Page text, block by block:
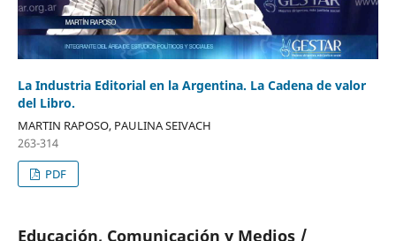
La Industria Editorial en la Argentina. La Cadena de valor
del Libro.
MARTIN RAPOSO, PAULINA SEIVACH
263-314
PDF
Educación, Comunicación y Medios /